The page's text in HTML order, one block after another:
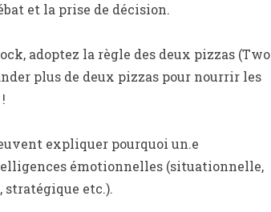
et la prise de décision.
adoptez la règle des deux pizzas (Two
plus de deux pizzas pour nourrir les
expliquer pourquoi un.e
émotionnelles (situationnelle,
etc.).